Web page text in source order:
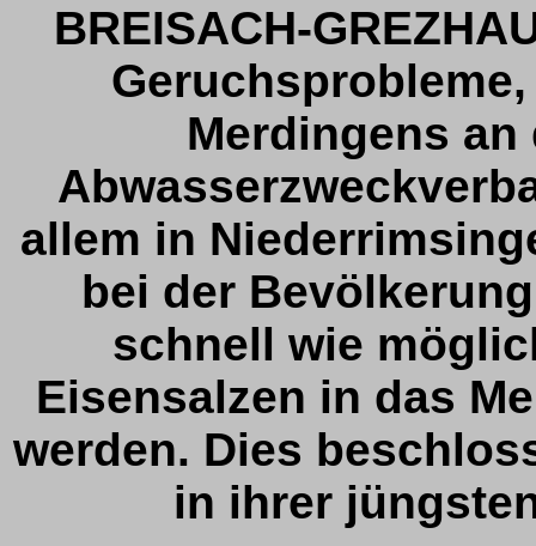
BREISACH-
Merdingens
allem in
bei der
schnell wie
Eisensalzen in das
werden. Dies
in ihrer